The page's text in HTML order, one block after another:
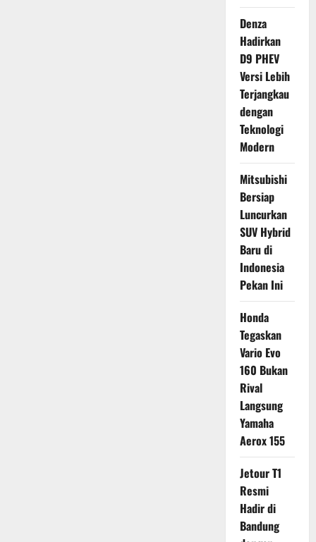
Denza
Hadirkan
D9 PHEV
Versi Lebih
Terjangkau
dengan
Teknologi
Modern
Mitsubishi
Bersiap
Luncurkan
SUV Hybrid
Baru di
Indonesia
Pekan Ini
Honda
Tegaskan
Vario Evo
160 Bukan
Rival
Langsung
Yamaha
Aerox 155
Jetour T1
Resmi
Hadir di
Bandung